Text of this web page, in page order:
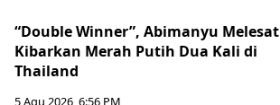
“Double Winner”, Abimanyu Melesat
Kibarkan Merah Putih Dua Kali di
Thailand
5 Agu 2026, 6:56 PM